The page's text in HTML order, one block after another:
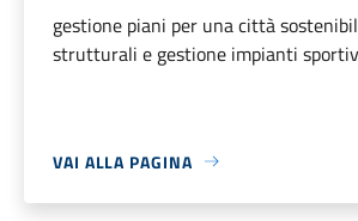
gestione piani per una città
strutturali e gestione impianti
VAI ALLA PAGINA